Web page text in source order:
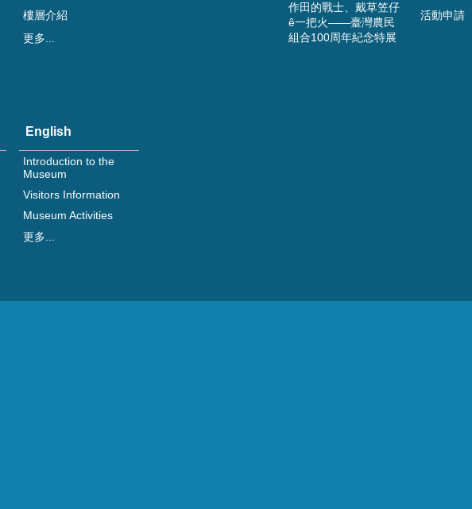
樓層介紹
更多...
作田的戰士、戴草笠仔
ê一把火——臺灣農民
組合100周年紀念特展
活動申請
English
Introduction to the
Museum
Visitors Information
Museum Activities
更多...